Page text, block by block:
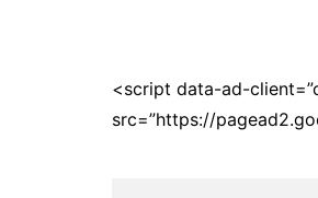
<script data-ad-
src=”https://